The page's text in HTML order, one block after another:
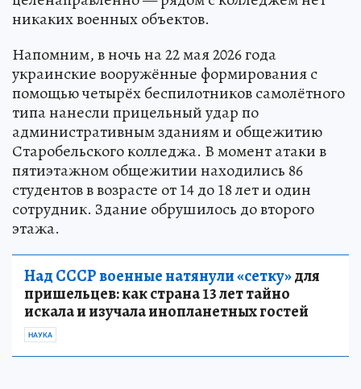
никаких военных объектов.
Напомним, в ночь на 22 мая 2026 года
украинские вооружённые формирования с
помощью четырёх беспилотников самолётного
типа нанесли прицельный удар по
административным зданиям и общежитию
Старобельского колледжа. В момент атаки в
пятиэтажном общежитии находились 86
студентов в возрасте от 14 до 18 лет и один
сотрудник. Здание обрушилось до второго
этажа.
Над СССР военные натянули «сетку»для
пришельцев: как страна 13 лет тайно
искала и изучала инопланетных гостей
НАУКА